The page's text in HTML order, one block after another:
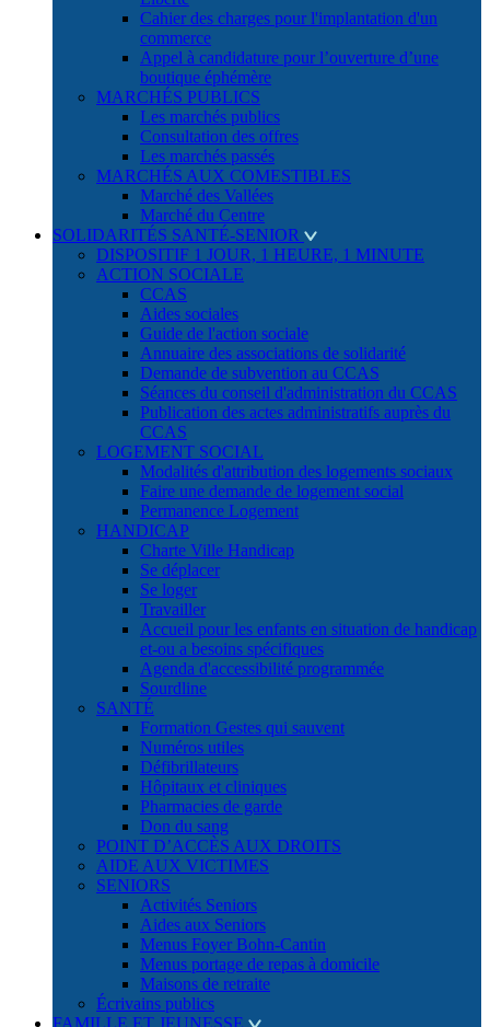
Cahier des charges pour l'implantation d'un
commerce
Appel à candidature pour l’ouverture d’une
boutique éphémère
MARCHÉS PUBLICS
Les marchés publics
Consultation des offres
Les marchés passés
MARCHÉS AUX COMESTIBLES
Marché des Vallées
Marché du Centre
SOLIDARITÉS SANTÉ-SENIOR
DISPOSITIF 1 JOUR, 1 HEURE, 1 MINUTE
ACTION SOCIALE
CCAS
Aides sociales
Guide de l'action sociale
Annuaire des associations de solidarité
Demande de subvention au CCAS
Séances du conseil d'administration du CCAS
Publication des actes administratifs auprès du
CCAS
LOGEMENT SOCIAL
Modalités d'attribution des logements sociaux
Faire une demande de logement social
Permanence Logement
HANDICAP
Charte Ville Handicap
Se déplacer
Se loger
Travailler
Accueil pour les enfants en situation de handicap
et-ou a besoins spécifiques
Agenda d'accessibilité programmée
Sourdline
SANTÉ
Formation Gestes qui sauvent
Numéros utiles
Défibrillateurs
Hôpitaux et cliniques
Pharmacies de garde
Don du sang
POINT D’ACCÈS AUX DROITS
AIDE AUX VICTIMES
SENIORS
Activités Seniors
Aides aux Seniors
Menus Foyer Bohn-Cantin
Menus portage de repas à domicile
Maisons de retraite
Écrivains publics
FAMILLE ET JEUNESSE